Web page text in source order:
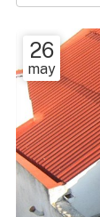
26
may